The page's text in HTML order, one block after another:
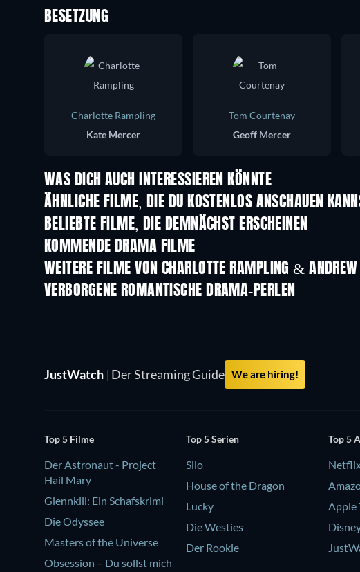
BESETZUNG
Charlotte Rampling
Kate Mercer
Tom Courtenay
Geoff Mercer
WAS DICH AUCH INTERESSIEREN KÖNNTE
ÄHNLICHE FILME, DIE DU KOSTENLOS ANSCHAUEN
BELIEBTE FILME, DIE DEMNÄCHST ERSCHEINEN
KOMMENDE DRAMA FILME
WEITERE FILME VON CHARLOTTE RAMPLING & ANDREW
VERBORGENE ROMANTISCHE DRAMA-PERLEN
JustWatch | Der Streaming Guide We are hiring!
Top 5 Filme
Der Astronaut - Project
Hail Mary
Glennkill: Ein Schafskrimi
Die Odyssee
Masters of the Universe
Obsession – Du sollst mich
Top 5 Serien
Silo
House of the Dragon
Lucky
Die Westies
Der Rookie
Top 5
Apple